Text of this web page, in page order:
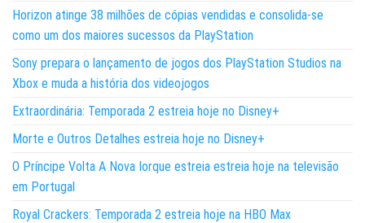
Horizon atinge 38 milhões de cópias vendidas e consolida-se
como um dos maiores sucessos da PlayStation
Sony prepara o lançamento de jogos dos PlayStation Studios na
Xbox e muda a história dos videojogos
Extraordinária: Temporada 2 estreia hoje no Disney+
Morte e Outros Detalhes estreia hoje no Disney+
O Príncipe Volta A Nova Iorque estreia estreia hoje na televisão
em Portugal
Royal Crackers: Temporada 2 estreia hoje na HBO Max